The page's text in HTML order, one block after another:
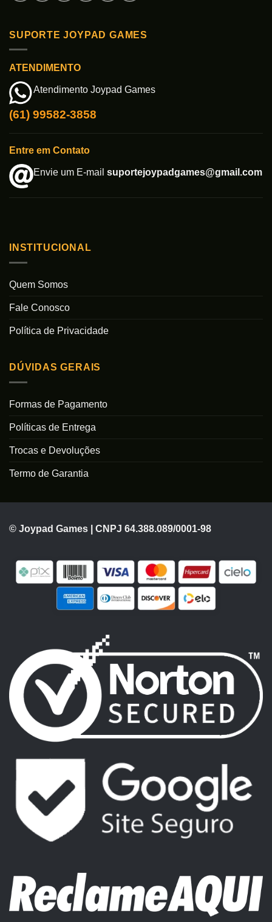
SUPORTE JOYPAD GAMES
ATENDIMENTO
Atendimento Joypad Games
(61) 99582-3858
Entre em Contato
Envie um E-mail suportejoypadgames@gmail.com
INSTITUCIONAL
Quem Somos
Fale Conosco
Política de Privacidade
DÚVIDAS GERAIS
Formas de Pagamento
Políticas de Entrega
Trocas e Devoluções
Termo de Garantia
© Joypad Games | CNPJ 64.388.089/0001-98